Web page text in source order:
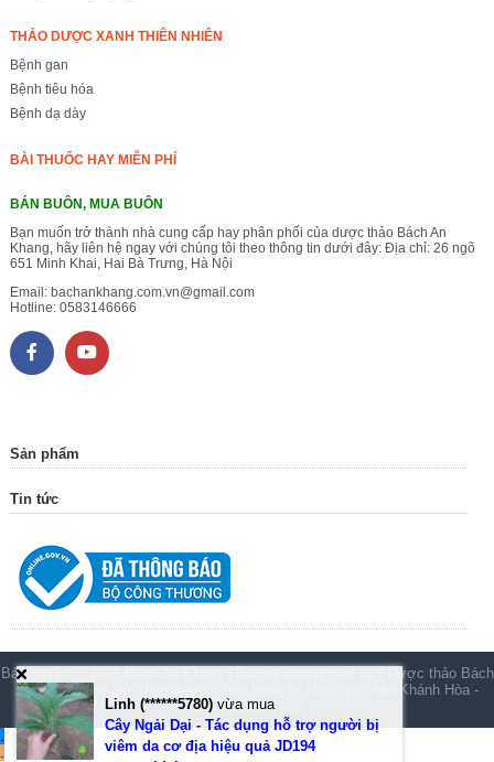
THẢO DƯỢC XANH THIÊN NHIÊN
Bệnh gan
Bệnh tiêu hóa
Bệnh dạ dày
BÀI THUỐC HAY MIỄN PHÍ
BÁN BUÔN, MUA BUÔN
Bạn muốn trở thành nhà cung cấp hay phân phối của dược thảo Bách An
Khang, hãy liên hệ ngay với chúng tôi theo thông tin dưới đây: Địa chỉ: 26 ngõ
651 Minh Khai, Hai Bà Trưng, Hà Nội
Email: bachankhang.com.vn@gmail.com
Hotline: 0583146666
Sản phẩm
Tin tức
Bản quyền © 2026
Bách An Khang | Bachankhang.com.vn | Dược thảo Bách
An Khang, thế giới thảo dược, đông trùng hạ thảo, yến sào Khánh Hòa -
Toàn bộ phiên bản.
.
.
Linh (******5780) vừa mua
Cây Ngải Dại - Tác dụng hỗ trợ người bị
viêm da cơ địa hiệu quả JD194